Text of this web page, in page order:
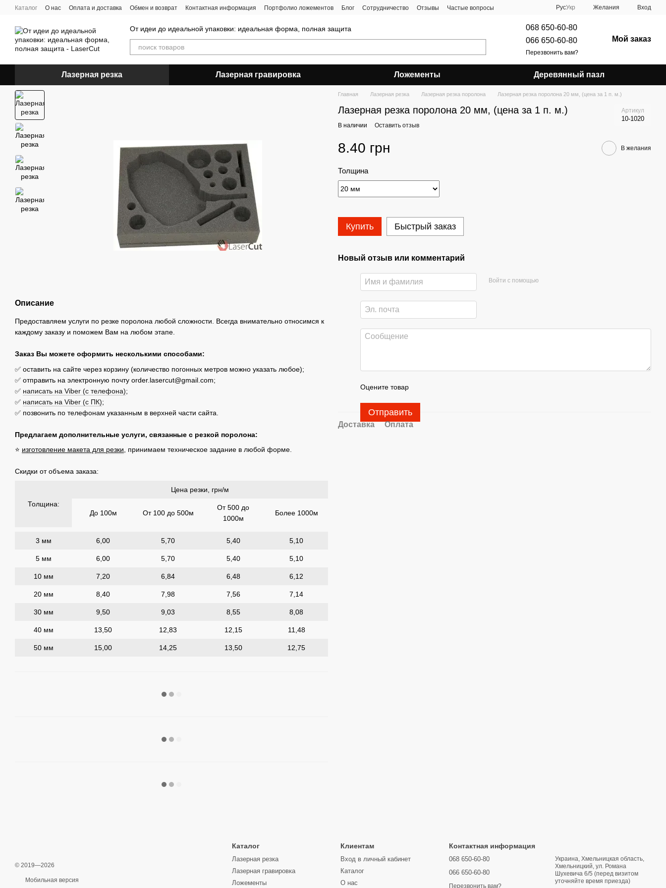
Перейти к основному контенту
Каталог О нас Оплата и доставка Обмен и возврат Контактная информация Портфолио ложементов Блог Сотрудничество Отзывы
Частые вопросы
РусУкр Желания Вход
От идеи до идеальной упаковки: идеальная форма, полная защита
068 650-60-80
066 650-60-80
Перезвонить вам?
Мой заказ
Лазерная резка Лазерная гравировка Ложементы Деревянный пазл
Описание
Предоставляем услуги по резке поролона любой сложности. Всегда внимательно относимся к
каждому заказу и поможем Вам на любом этапе.
Заказ Вы можете оформить несколькими способами:
✅ оставить на сайте через корзину (количество погонных метров можно указать любое);
✅ отправить на электронную почту order.lasercut@gmail.com;
✅ написать на Viber (с телефона);
✅ написать на Viber (с ПК);
✅ позвонить по телефонам указанным в верхней части сайта.
Предлагаем дополнительные услуги, связанные с резкой поролона:
⭐ изготовление макета для резки , принимаем техническое задание в любой форме.
Скидки от объема заказа:
Толщина:
Цена резки, грн/м
До 100м От 100 до 500м
От 500 до
1000м
Более 1000м
3 мм 6,00 5,70 5,40 5,10
5 мм 6,00 5,70 5,40 5,10
10 мм 7,20 6,84 6,48 6,12
20 мм 8,40 7,98 7,56 7,14
30 мм 9,50 9,03 8,55 8,08
40 мм 13,50 12,83 12,15 11,48
50 мм 15,00 14,25 13,50 12,75
Главная Лазерная резка Лазерная резка поролона Лазерная резка поролона 20 мм, (цена за 1 п. м.)
Лазерная резка поролона 20 мм, (цена за 1 п. м.) Артикул
10-1020
В наличии Оставить отзыв
8.40 грн В желания
Толщина
Купить Быстрый заказ
Новый отзыв или комментарий
Войти с помощью
Оцените товар
Отправить
Доставка Оплата
© 2019—2026
Мобильная версия
Каталог
Лазерная резка
Лазерная гравировка
Ложементы
Клиентам
Вход в личный кабинет
Каталог
О нас
Контактная информация
068 650-60-80
066 650-60-80
Перезвонить вам?
Украина, Хмельницкая область,
Хмельницкий, ул. Романа
Шухевича 6/5 (перед визитом
уточняйте время приезда)